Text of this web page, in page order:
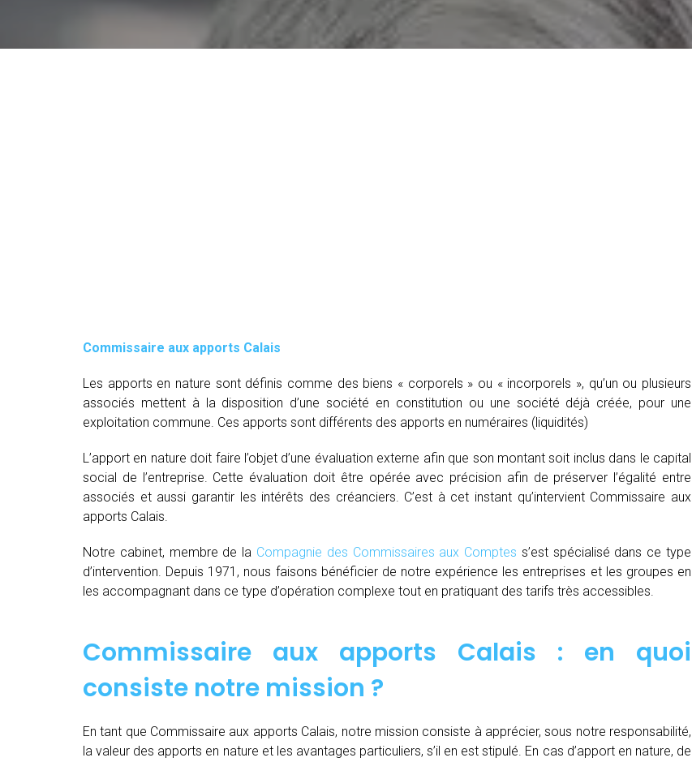
Commissaire aux apports Calais
Les apports en nature sont définis comme des biens « corporels » ou « incorporels », qu’un ou plusieurs
associés mettent à la disposition d’une société en constitution ou une société déjà créée, pour une
exploitation commune. Ces apports sont différents des apports en numéraires (liquidités)
L’apport en nature doit faire l’objet d’une évaluation externe afin que son montant soit inclus dans le capital
social de l’entreprise. Cette évaluation doit être opérée avec précision afin de préserver l’égalité entre
associés et aussi garantir les intérêts des créanciers. C’est à cet instant qu’intervient Commissaire aux
apports Calais.
Notre cabinet, membre de la Compagnie des Commissaires aux Comptes s’est spécialisé dans ce type
d’intervention. Depuis 1971, nous faisons bénéficier de notre expérience les entreprises et les groupes en
les accompagnant dans ce type d’opération complexe tout en pratiquant des tarifs très accessibles.
Commissaire aux apports Calais : en quoi
consiste notre mission ?
En tant que Commissaire aux apports Calais, notre mission consiste à apprécier, sous notre responsabilité,
la valeur des apports en nature et les avantages particuliers, s’il en est stipulé. En cas d’apport en nature, de